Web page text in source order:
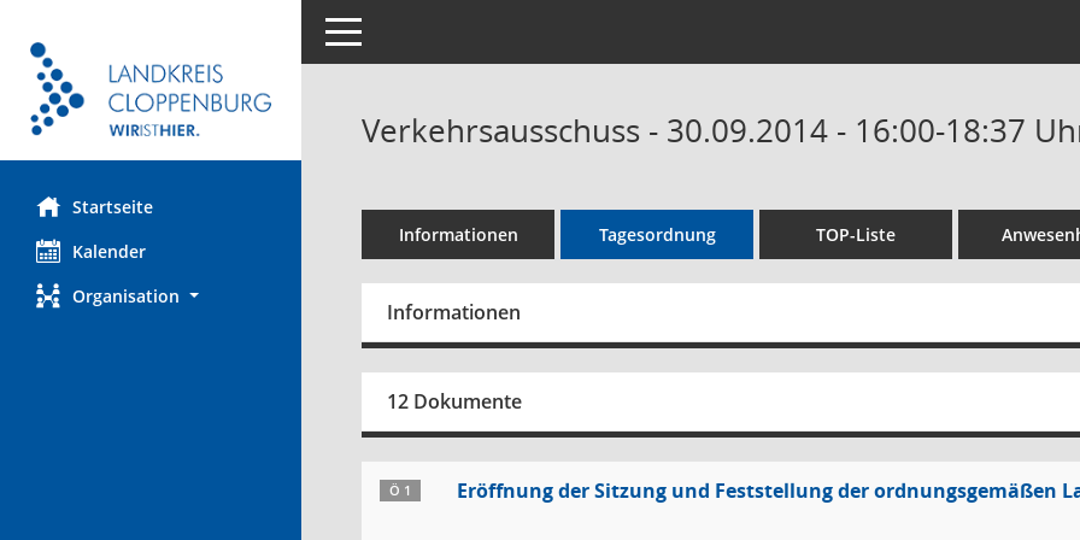
Startseite
Kalender
Organisation
Toggle navigation
Verkehrsausschuss - 30.09.2014 - 16:00-18:37
Informationen Tagesordnung TOP-Liste
Informationen
12 Dokumente
Ö 1 Eröffnung der Sitzung und Feststellung der ordnungsgemäßen